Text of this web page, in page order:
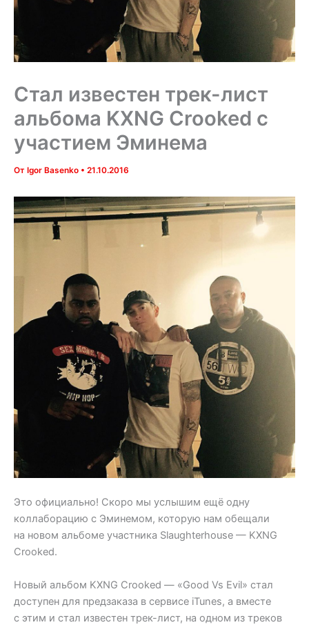
Стал известен трек-лист
альбома KXNG Crooked с
участием Эминема
От Igor Basenko • 21.10.2016
Это официально! Скоро мы услышим ещё одну
коллаборацию с Эминемом, которую нам обещали
на новом альбоме участника Slaughterhouse — KXNG
Crooked.
Новый альбом KXNG Crooked — «Good Vs Evil» стал
доступен для предзаказа в сервисе iTunes, а вместе
с этим и стал известен трек-лист, на одном из треков